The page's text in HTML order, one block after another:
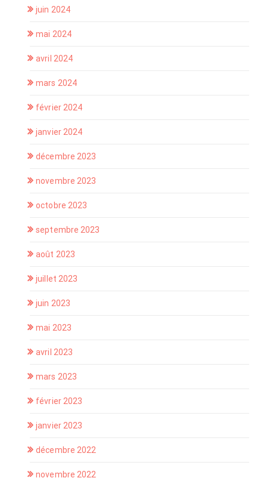
juin 2024
mai 2024
avril 2024
mars 2024
février 2024
janvier 2024
décembre 2023
novembre 2023
octobre 2023
septembre 2023
août 2023
juillet 2023
juin 2023
mai 2023
avril 2023
mars 2023
février 2023
janvier 2023
décembre 2022
novembre 2022